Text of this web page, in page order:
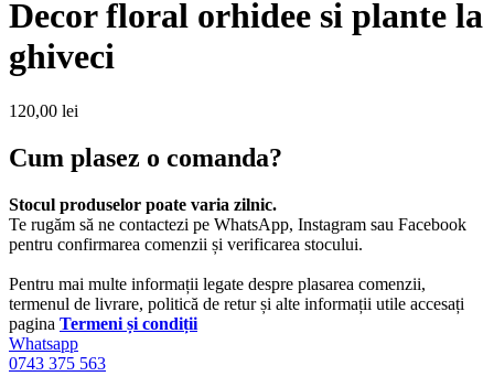
Decor floral orhidee si plante la
ghiveci
120,00 lei
Cum plasez o comanda?
Stocul produselor poate varia zilnic.
Te rugăm să ne contactezi pe WhatsApp, Instagram sau Facebook
pentru confirmarea comenzii și verificarea stocului.
Pentru mai multe informații legate despre plasarea comenzii,
termenul de livrare, politică de retur și alte informații utile accesați
pagina Termeni și condiții
Whatsapp
0743 375 563